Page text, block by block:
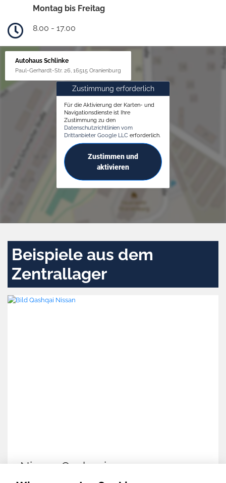
Montag bis Freitag
8.00 - 17.00
Autohaus Schlinke
Paul-Gerhardt-Str. 26, 16515 Oranienburg
Zustimmung erforderlich
Für die Aktivierung der Karten- und
Navigationsdienste ist Ihre
Zustimmung zu den
Datenschutzrichtlinien vom
Drittanbieter Google LLC erforderlich.
Zustimmen und
aktivieren
Beispiele aus dem
Zentrallager
Nissan Qashqai